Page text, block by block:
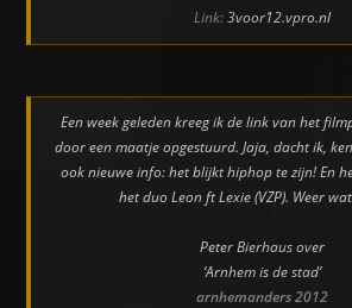
Link:3voor12.vpro.nl
Een week geleden kreeg ik de link van het
door een maatje opgestuurd. Jaja, dacht ik,
ook nieuwe info: het blijkt hiphop te zijn! En
het duo Leon ft Lexie (VZP). Weer
Peter Bierhaus over
‘Arnhem is de stad’
arnhemanders 2012